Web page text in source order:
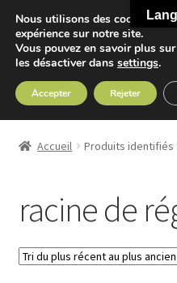
Aller
à
la
navigation
Aller
au
contenu
Accueil
Nos Tisanes
Detox
Accueil Produits identifiés
racine de
Nous utilisons des cookies
expérience sur notre site.
Vous pouvez en savoir plus
les désactiver dans settings.
Accepter Rejeter